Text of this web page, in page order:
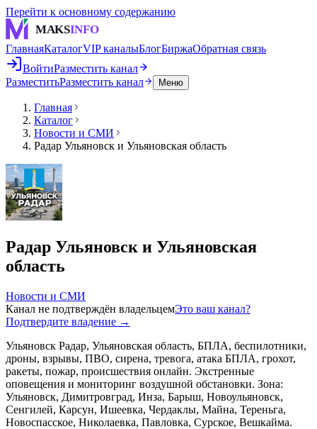
Перейти к основному содержанию
MAKSINFO
ГлавнаяКаталогVIP каналыБлогБиржаОбратная связь
ВойтиРазместить канал
РазместитьРазместить канал Меню
Главная
Каталог
Новости и СМИ
Радар Ульяновск и Ульяновская область
Радар Ульяновск и Ульяновская
область
Новости и СМИ
Канал не подтверждён владельцемЭто ваш канал?
Подтвердите владение →
Ульяновск Радар, Ульяновская область, БПЛА, беспилотники,
дроны, взрывы, ПВО, сирена, тревога, атака БПЛА, грохот,
ракеты, пожар, происшествия онлайн. Экстренные
оповещения и мониторинг воздушной обстановки. Зона:
Ульяновск, Димитровград, Инза, Барыш, Новоульяновск,
Сенгилей, Карсун, Ишеевка, Чердаклы, Майна, Тереньга,
Новоспасское, Николаевка, Павловка, Сурское, Вешкайма.